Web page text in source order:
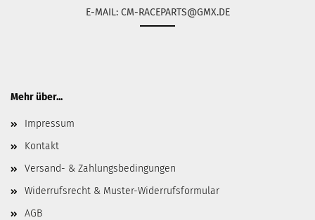
E-MAIL: CM-RACEPARTS@GMX.DE
Mehr über...
Impressum
Kontakt
Versand- & Zahlungsbedingungen
Widerrufsrecht & Muster-Widerrufsformular
AGB